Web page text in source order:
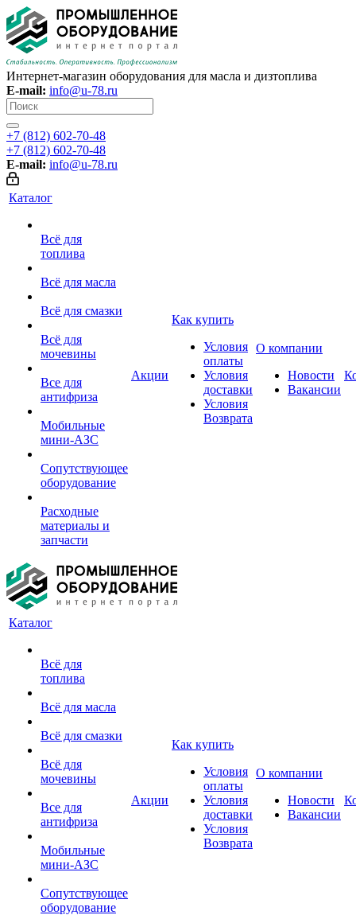
Интернет-магазин оборудования для масла и дизтоплива
E-mail: info@u-78.ru
+7 (812) 602-70-48
+7 (812) 602-70-48
E-mail: info@u-78.ru
Каталог
Всё для
топлива
Всё для масла
Всё для смазки
Всё для
мочевины
Все для
антифриза
Мобильные
мини-АЗС
Сопутствующее
оборудование
Расходные
материалы и
запчасти
Акции
Как купить
Условия
оплаты
Условия
доставки
Условия
Возврата
О компании
Новости
Вакансии
Каталог
Всё для
топлива
Всё для масла
Всё для смазки
Всё для
мочевины
Все для
антифриза
Мобильные
мини-АЗС
Сопутствующее
оборудование
Акции
Как купить
Условия
оплаты
Условия
доставки
Условия
Возврата
О компании
Новости
Вакансии